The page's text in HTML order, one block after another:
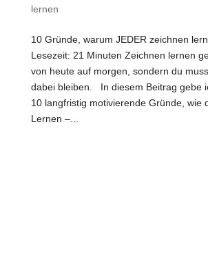
lernen
10 Gründe, warum JEDER zeichnen
Lesezeit: 21 Minuten Zeichnen lernen
von heute auf morgen, sondern du
dabei bleiben. In diesem Beitrag gebe
10 langfristig motivierende Gründe, wie
Lernen –...